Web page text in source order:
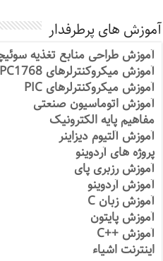
آموزش های پرطرفدار
آموزش طراحی منابع تغذیه
آموزش میکروکنترلرهای LPC1768
آموزش میکروکنترلرهای PIC
آموزش اتوماسیون صنعتی
مفاهیم پایه الکترونیک
آموزش آلتیوم دیزاینر
پروژه های آردوینو
آموزش رزبری پای
آموزش آردوینو
آموزش زبان C
آموزش پایتون
آموزش ++C
اینترنت اشیاء